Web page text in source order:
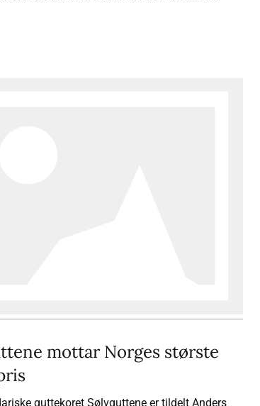
spesielt vennskap startet.
mottar Norges største
guttekoret Sølvguttene er tildelt Anders